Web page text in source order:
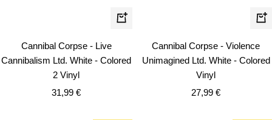
In
Warenkorb
Cannibal Corpse - Live
Cannibalism Ltd. White - Colored
2 Vinyl
Angebotspreis
31,99 €
In
Cannibal Corpse - Violence
Unimagined Ltd. White - Colored
Vinyl
Angebotspreis
27,99 €